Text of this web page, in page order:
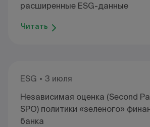
расширенные ESG-данные
Читать
ESG
3 июля
Независимая оценка (Second
SPO) политики «зеленого»
банка